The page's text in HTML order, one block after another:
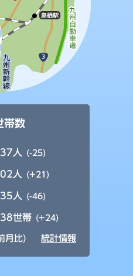
帯数
人 (-25)
人 (+21)
人 (-46)
世帯 (+24)
月比) 統計情報